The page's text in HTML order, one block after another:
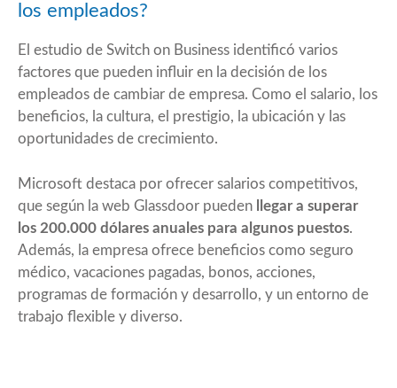
los empleados?
El estudio de Switch on Business identificó varios
factores que pueden influir en la decisión de los
empleados de cambiar de empresa. Como el salario, los
beneficios, la cultura, el prestigio, la ubicación y las
oportunidades de crecimiento.
Microsoft destaca por ofrecer salarios competitivos,
que según la web Glassdoor pueden
llegar a superar
los 200.000 dólares anuales para algunos puestos.
Además, la empresa ofrece beneficios como seguro
médico, vacaciones pagadas, bonos, acciones,
programas de formación y desarrollo, y un entorno de
trabajo flexible y diverso.